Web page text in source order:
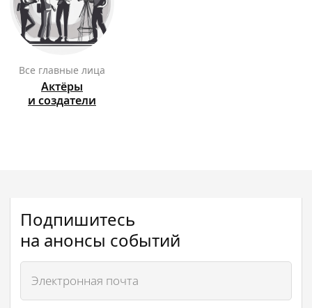
Все главные лица
Актёры
и создатели
Подпишитесь
на анонсы событий